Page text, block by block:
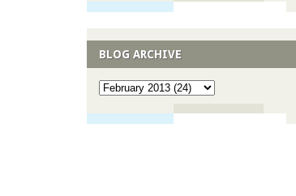
BLOG ARCHIVE